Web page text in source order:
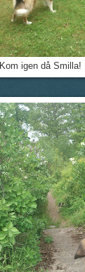
Kom igen då Smilla!